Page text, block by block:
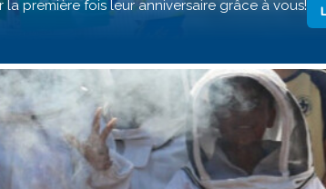
première fois leur anniversaire grâce à vous!